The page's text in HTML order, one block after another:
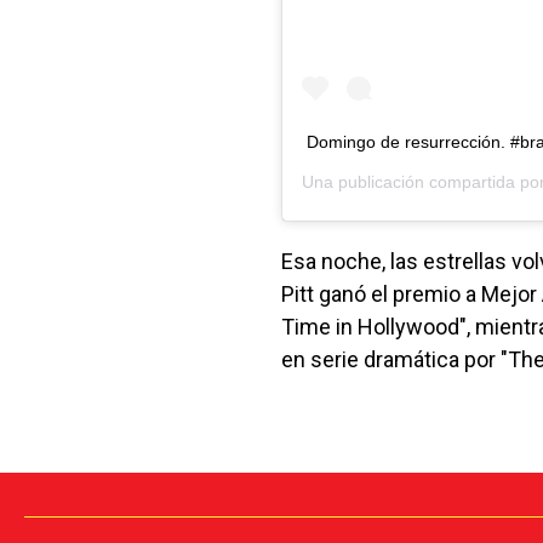
Domingo de resurrección.
Una publicación compartida
Esa noche, las estrellas
Pitt ganó el premio a
Time in Hollywood",
en serie dramática por